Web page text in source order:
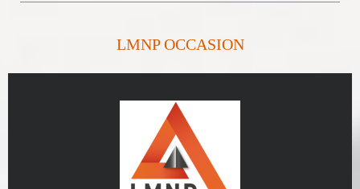
LMNP OCCASION